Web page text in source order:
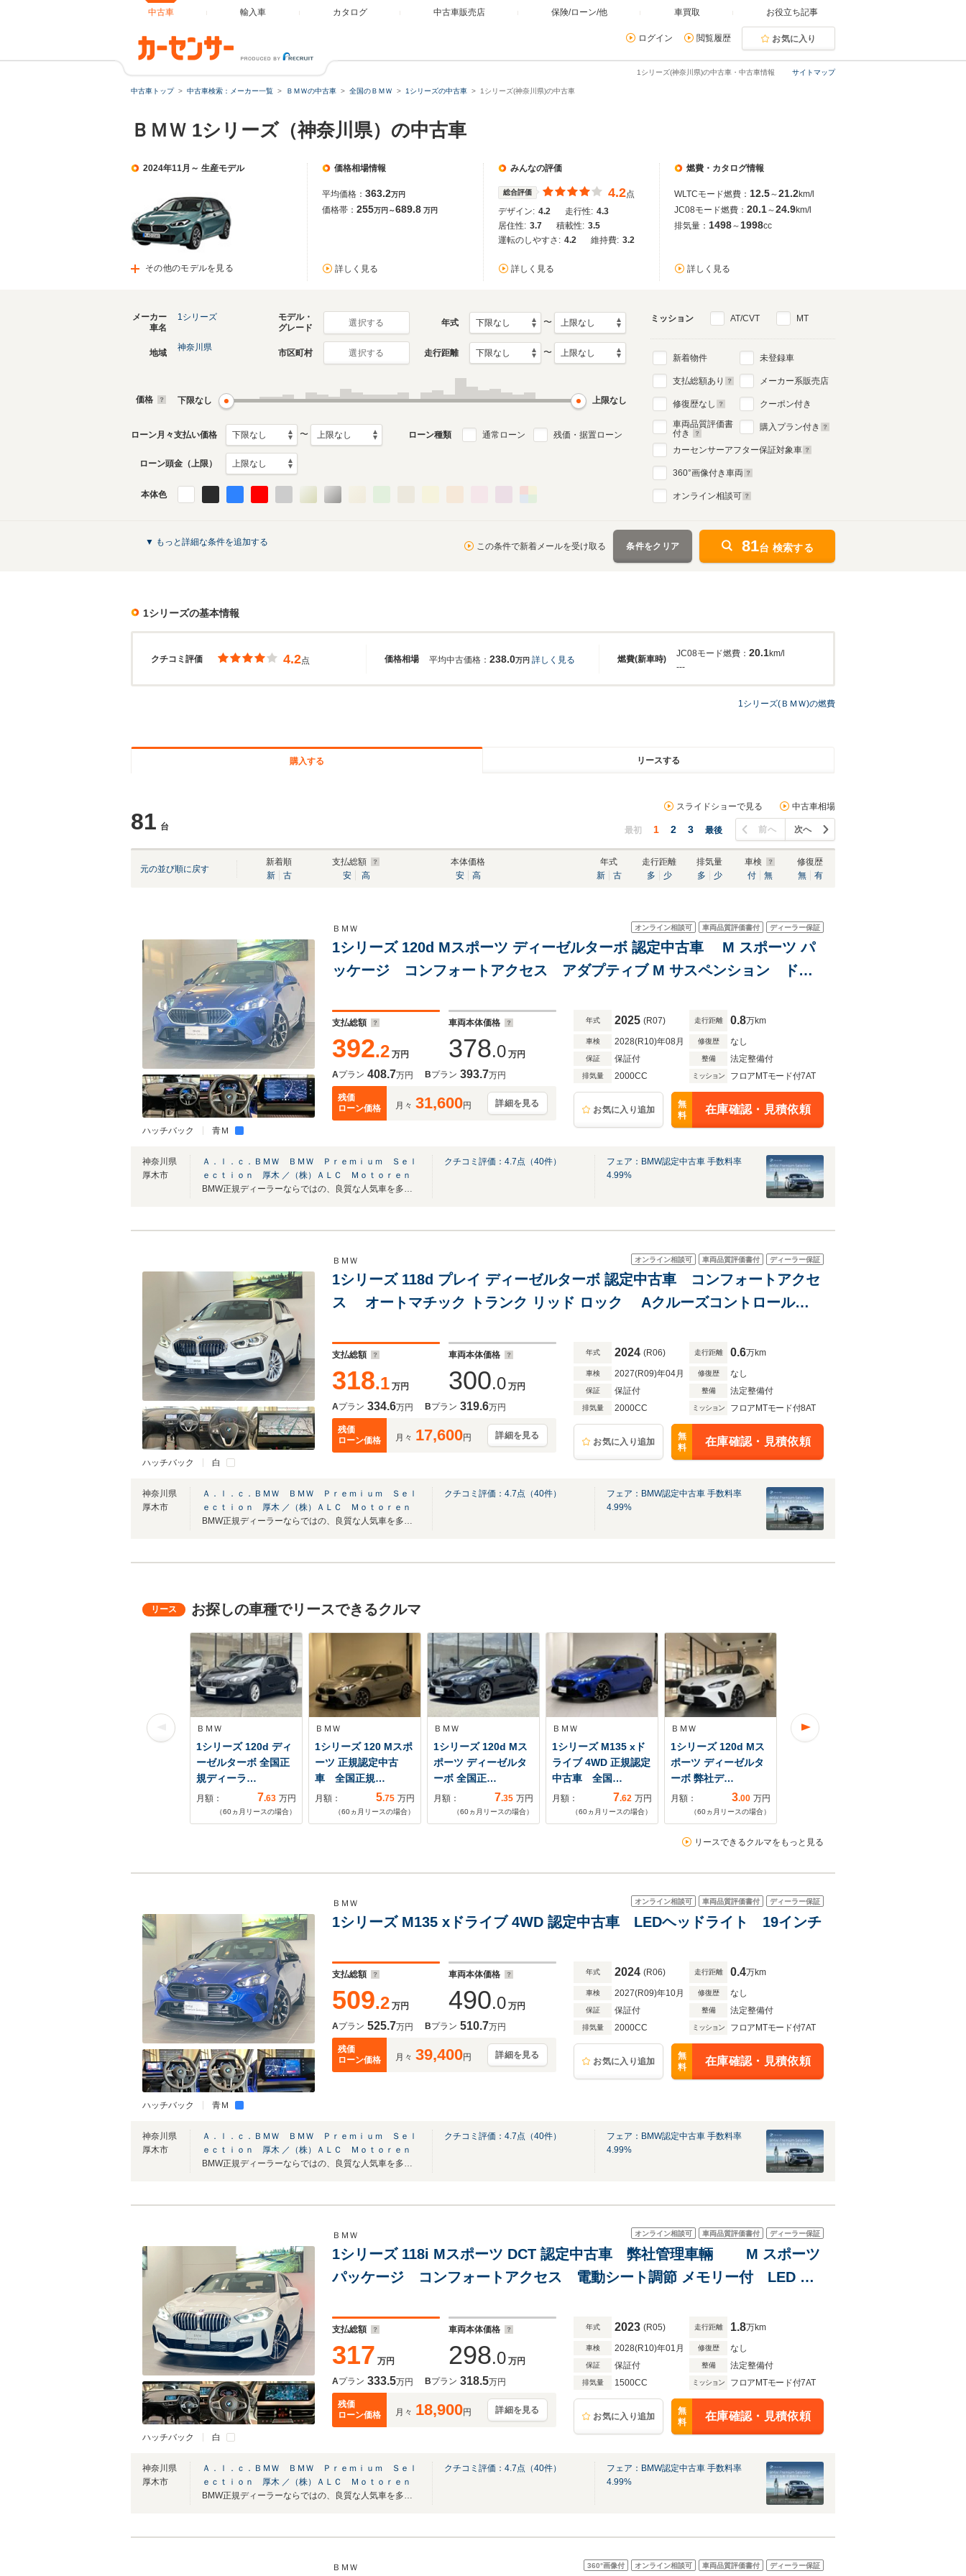
中古車 輸入車 カタログ 中古車販売店 保険/ローン/他 車買取 お役立ち記事
ログイン 閲覧履歴 お気に入り
サイトマップ
1シリーズ(神奈川県)の中古車・中古車情報
中古車トップ 中古車検索：メーカー一覧 ＢＭＷの中古車 全国のＢＭＷ 1シリーズの中古車 1シリーズ(神奈川県)の中古車
ＢＭＷ 1シリーズ（神奈川県）の中古車
2024年11月～ 生産モデル
その他のモデルを見る
価格相場情報
平均価格： 363.2万円
価格帯： 255万円～689.8 万円
詳しく見る
みんなの評価
総合評価 4.2点
デザイン: 4.2 走行性: 4.3
居住性: 3.7 積載性: 3.5
運転のしやすさ: 4.2 維持費: 3.2
詳しく見る
燃費・カタログ情報
WLTCモード燃費： 12.5～21.2km/l
JC08モード燃費： 20.1～24.9km/l
排気量： 1498～ 1998cc
詳しく見る
生産モデル
2011年10月～2019年7月
生産モデル
生産モデル
1シリーズのカタログを見る
メーカー
車名
1シリーズ
モデル・
グレード
選択する 年式 〜
地域
神奈川県
市区町村 選択する 走行距離 〜
価格 下限なし 上限なし
ローン月々支払い価格 〜 ローン種類 通常ローン 残価・据置ローン
ローン頭金（上限）
本体色
ミッション AT/CVT MT
新着物件
支払総額あり
修復歴なし
車両品質評価書
付き
未登録車
メーカー系販売店
クーポン付き
購入プラン付き
カーセンサーアフター保証対象車
360°画像付き車両
オンライン相談可
▼ もっと詳細な条件を追加する この条件で新着メールを受け取る 条件をクリア 81台 検索する
1シリーズの基本情報
クチコミ評価 価格相場 燃費(新車時)
4.2点 平均中古価格： 238.0万円 詳しく見る
JC08モード燃費： 20.1km/l
---
1シリーズ(ＢＭＷ)の燃費
購入する リースする
81 台
スライドショーで見る 中古車相場
最初 1 2 3 最後 前へ 次へ
元の並び順に戻す
新着順
新
古
支払総額
安
高
本体価格
安
高
年式
新
古
走行距離
多
少
排気量
多
少
車検
付
無
修復歴
無
有
ハッチバック 青Ｍ
オンライン相談可 車両品質評価書付 ディーラー保証
ＢＭＷ
1シリーズ 120d Mスポーツ ディーゼルターボ 認定中古車 M スポーツ パ
ッケージ コンフォートアクセス アダプティブ M サスペンション ドラ
ラス
支払総額
392.2 万円
車両本体価格
378.0 万円
Aプラン 408.7万円 Bプラン 393.7万円
残価
ローン価格
月々 31,600円 詳細を見る
年式 2025 (R07) 走行距離 0.8万km
車検 2028(R10)年08月 修復歴 なし
保証 保証付 整備 法定整備付
排気量 2000CC ミッション フロアMTモード付7AT
お気に入り追加
無
料
在庫確認・見積依頼
神奈川県
厚木市
Ａ．ｌ．ｃ．ＢＭＷ ＢＭＷ Ｐｒｅｍｉｕｍ Ｓｅｌ
ｅｃｔｉｏｎ 厚木 ／（株）ＡＬＣ Ｍｏｔｏｒｅｎ
BMW正規ディーラーならではの、良質な人気車を多数取り揃えております。
クチコミ評価： 4.7点（40件）
フェア：BMW認定中古車 手数料率
4.99%
ハッチバック 白
オンライン相談可 車両品質評価書付 ディーラー保証
ＢＭＷ
1シリーズ 118d プレイ ディーゼルターボ 認定中古車 コンフォートアクセ
ス オートマチック トランク リッド ロック Aクルーズコントロール
支払総額
318.1 万円
車両本体価格
300.0 万円
Aプラン 334.6万円 Bプラン 319.6万円
残価
ローン価格
月々 17,600円 詳細を見る
年式 2024 (R06) 走行距離 0.6万km
車検 2027(R09)年04月 修復歴 なし
保証 保証付 整備 法定整備付
排気量 2000CC ミッション フロアMTモード付8AT
お気に入り追加
無
料
在庫確認・見積依頼
神奈川県
厚木市
Ａ．ｌ．ｃ．ＢＭＷ ＢＭＷ Ｐｒｅｍｉｕｍ Ｓｅｌ
ｅｃｔｉｏｎ 厚木 ／（株）ＡＬＣ Ｍｏｔｏｒｅｎ
BMW正規ディーラーならではの、良質な人気車を多数取り揃えております。
クチコミ評価： 4.7点（40件）
フェア：BMW認定中古車 手数料率
4.99%
お探しの車種でリースできるクルマ
ＢＭＷ
1シリーズ 120d ディ
ーゼルターボ 全国正
規ディーラ…
月額： 7.63 万円
（60ヵ月リースの場合）
ＢＭＷ
1シリーズ 120 Mスポ
ーツ 正規認定中古
車 全国正規…
月額： 5.75 万円
（60ヵ月リースの場合）
ＢＭＷ
1シリーズ 120d Mス
ポーツ ディーゼルタ
ーボ 全国正…
月額： 7.35 万円
（60ヵ月リースの場合）
ＢＭＷ
1シリーズ M135 xド
ライブ 4WD 正規認定
中古車 全国…
月額： 7.62 万円
（60ヵ月リースの場合）
ＢＭＷ
1シリーズ 120d Mス
ポーツ ディーゼルタ
ーボ 弊社デ…
月額： 3.00 万円
（60ヵ月リースの場合）
ＢＭＷ
リースできるクルマをもっと見る
ハッチバック 青Ｍ
オンライン相談可 車両品質評価書付 ディーラー保証
ＢＭＷ
1シリーズ M135 xドライブ 4WD 認定中古車 LEDヘッドライト 19インチ
支払総額
509.2 万円
車両本体価格
490.0 万円
Aプラン 525.7万円 Bプラン 510.7万円
残価
ローン価格
月々 39,400円 詳細を見る
年式 2024 (R06) 走行距離 0.4万km
車検 2027(R09)年10月 修復歴 なし
保証 保証付 整備 法定整備付
排気量 2000CC ミッション フロアMTモード付7AT
お気に入り追加
無
料
在庫確認・見積依頼
神奈川県
厚木市
Ａ．ｌ．ｃ．ＢＭＷ ＢＭＷ Ｐｒｅｍｉｕｍ Ｓｅｌ
ｅｃｔｉｏｎ 厚木 ／（株）ＡＬＣ Ｍｏｔｏｒｅｎ
クチコミ評価： 4.7 点（40件）
フェア：BMW認定中古車 手数料率
4.99%
ハッチバック 白
オンライン相談可 車両品質評価書付 ディーラー保証
ＢＭＷ
1シリーズ 118i Mスポーツ DCT 認定中古車 弊社管理車輛 M スポーツ
パッケージ コンフォートアクセス 電動シート調節 メモリー付 LED ヘ
支払総額
317 万円
車両本体価格
298.0 万円
Aプラン 333.5万円 Bプラン 318.5万円
残価
ローン価格
月々 18,900円 詳細を見る
年式 2023 (R05) 走行距離 1.8万km
車検 2028(R10)年01月 修復歴 なし
保証 保証付 整備 法定整備付
排気量 1500CC ミッション フロアMTモード付7AT
お気に入り追加
無
料
在庫確認・見積依頼
神奈川県
厚木市
Ａ．ｌ．ｃ．ＢＭＷ ＢＭＷ Ｐｒｅｍｉｕｍ Ｓｅｌ
ｅｃｔｉｏｎ 厚木 ／（株）ＡＬＣ Ｍｏｔｏｒｅｎ
クチコミ評価： 4.7 点（40件）
フェア：BMW認定中古車 手数料率
4.99%
360°画像付 オンライン相談可 車両品質評価書付 ディーラー保証
ＢＭＷ